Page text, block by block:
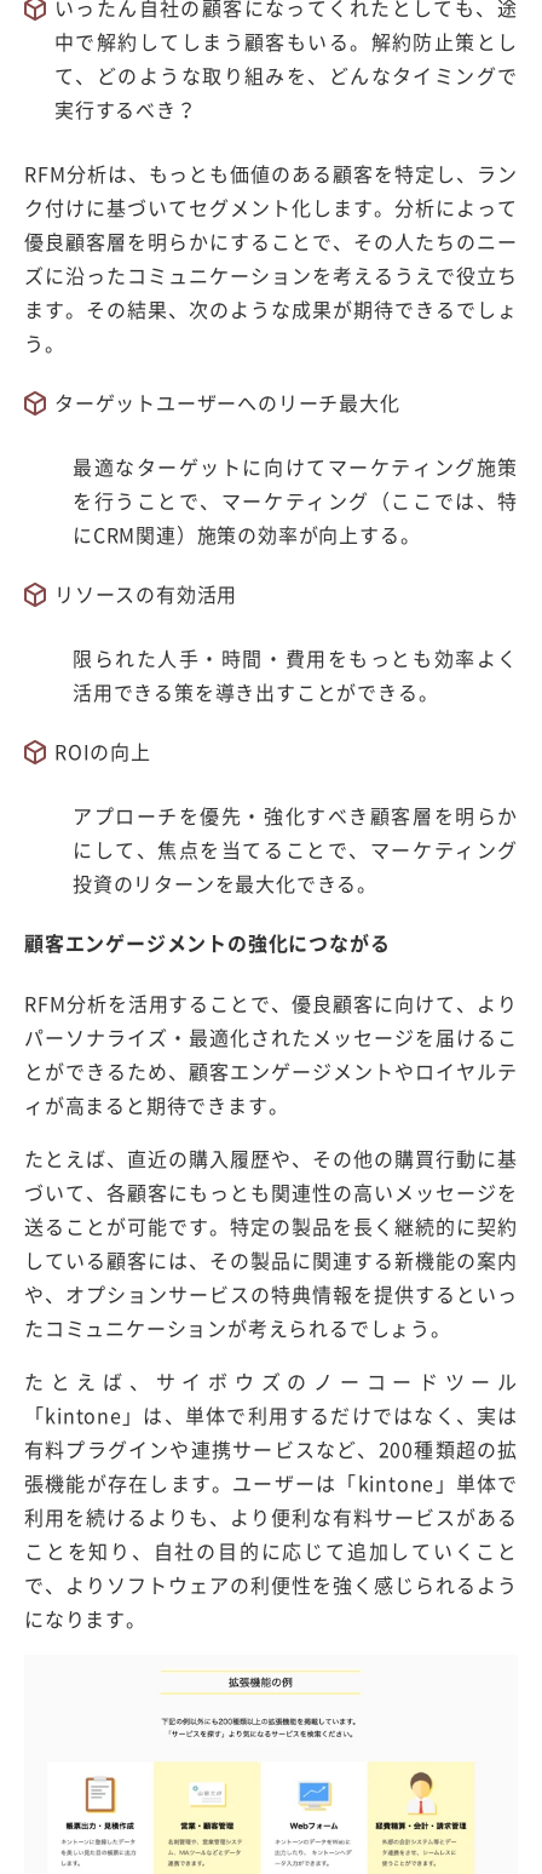
いったん自社の顧客になってくれたとしても、途
中で解約してしまう顧客もいる。解約防止策とし
て、どのような取り組みを、どんなタイミングで
実行するべき？
RFM分析は、もっとも価値のある顧客を特定し、ラン
ク付けに基づいてセグメント化します。分析によって
優良顧客層を明らかにすることで、その人たちのニー
ズに沿ったコミュニケーションを考えるうえで役立ち
ます。その結果、次のような成果が期待できるでしょ
う。
ターゲットユーザーへのリーチ最大化
最適なターゲットに向けてマーケティング施策
を行うことで、マーケティング（ここでは、特
にCRM関連）施策の効率が向上する。
リソースの有効活用
限られた人手・時間・費用をもっとも効率よく
活用できる策を導き出すことができる。
ROIの向上
アプローチを優先・強化すべき顧客層を明らか
にして、焦点を当てることで、マーケティング
投資のリターンを最大化できる。
顧客エンゲージメントの強化につながる
RFM分析を活用することで、優良顧客に向けて、より
パーソナライズ・最適化されたメッセージを届けるこ
とができるため、顧客エンゲージメントやロイヤルテ
ィが高まると期待できます。
たとえば、直近の購入履歴や、その他の購買行動に基
づいて、各顧客にもっとも関連性の高いメッセージを
送ることが可能です。特定の製品を長く継続的に契約
している顧客には、その製品に関連する新機能の案内
や、オプションサービスの特典情報を提供するといっ
たコミュニケーションが考えられるでしょう。
たとえば、サイボウズのノーコードツール
「kintone」は、単体で利用するだけではなく、実は
有料プラグインや連携サービスなど、200種類超の拡
張機能が存在します。ユーザーは「kintone」単体で
利用を続けるよりも、より便利な有料サービスがある
ことを知り、自社の目的に応じて追加していくこと
で、よりソフトウェアの利便性を強く感じられるよう
になります。